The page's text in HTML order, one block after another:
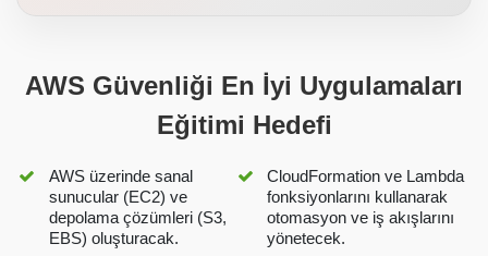
AWS Güvenliği En İyi Uygulamaları
Eğitimi Hedefi
AWS üzerinde sanal
sunucular (EC2) ve
depolama çözümleri (S3,
EBS) oluşturacak.
CloudFormation ve Lambda
fonksiyonlarını kullanarak
otomasyon ve iş akışlarını
yönetecek.